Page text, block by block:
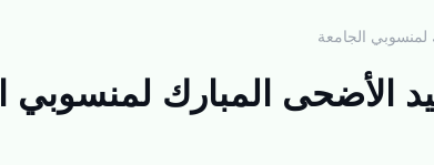
الجامعة
الأضحى المبارك لمنسوبي